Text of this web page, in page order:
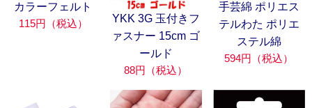
カラーフェルト
115円（税込）
YKK 3G 玉付きフ
ァスナー 15cm ゴ
ールド
88円（税込）
手芸綿 ポリエス
テルわた ポリエ
ステル綿
594円（税込）